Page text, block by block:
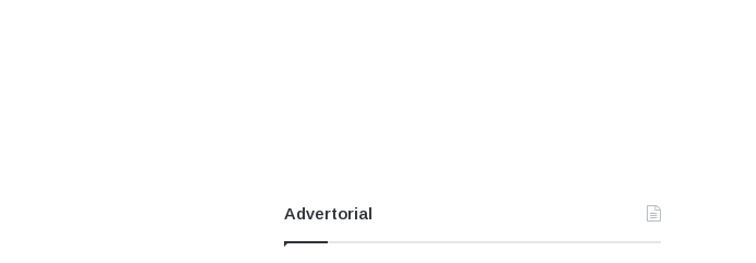
Advertorial